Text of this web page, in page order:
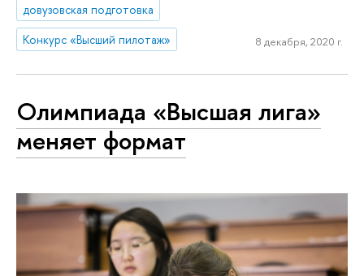
довузовская подготовка
Конкурс «Высший пилотаж»
8 декабря, 2020 г.
Олимпиада «Высшая лига»
меняет формат